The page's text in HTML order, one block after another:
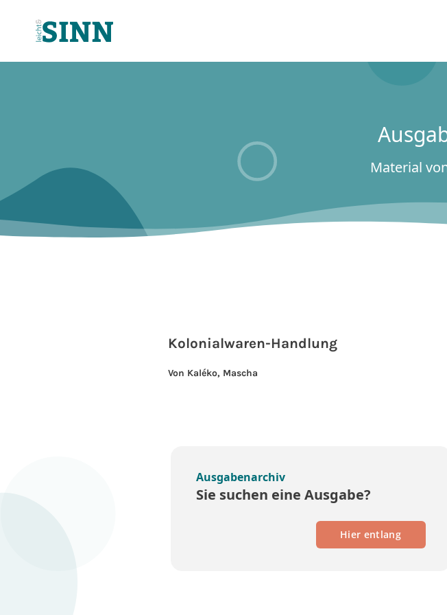
Material
Kolonialwaren-Handlung
Von Kaléko, Mascha
Ausgabenarchiv
Sie suchen eine Ausgabe?
Hier entlang